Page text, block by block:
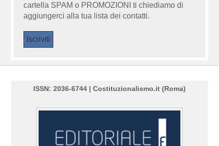
cartella SPAM o PROMOZIONI ti chiediamo di
aggiungerci alla tua lista dei contatti.
ISSN: 2036-6744 | Costituzionalismo.it (Roma)